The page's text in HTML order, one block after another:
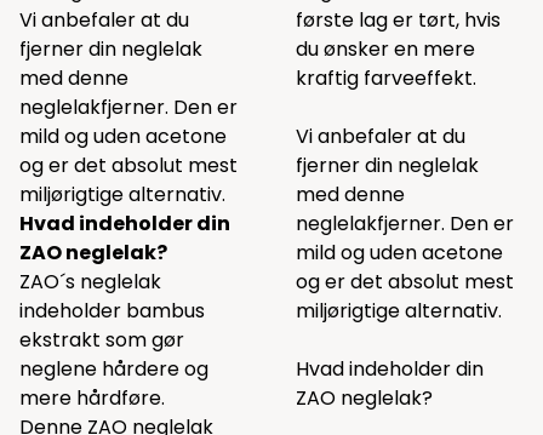
Vi anbefaler at du
fjerner din neglelak
meddenne
neglelakfjerner. Den er
mild og uden acetone
og er det absolut mest
miljørigtige alternativ.
Hvad indeholder din
ZAO neglelak?
ZAO´s neglelak
indeholder bambus
ekstrakt som gør
neglene hårdere og
mere hårdføre.
Denne ZAO neglelak
første lag er tørt, hvis
du ønsker en mere
kraftig farveeffekt.
Vi anbefaler at du
fjerner din neglelak
meddenne
neglelakfjerner. Den er
mild og uden acetone
og er det absolut mest
miljørigtige alternativ.
Hvad indeholder din
ZAO neglelak?